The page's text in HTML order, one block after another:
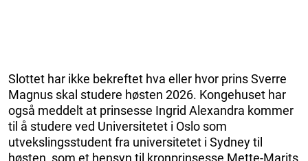
Slottet har ikke bekreftet hva eller hvor prins Sverre
Magnus skal studere høsten 2026. Kongehuset har
også meddelt at prinsesse Ingrid Alexandra kommer
til å studere ved Universitetet i Oslo som
utvekslingsstudent fra universitetet i Sydney til
høsten, som et hensyn til kronprinsesse Mette-Marits